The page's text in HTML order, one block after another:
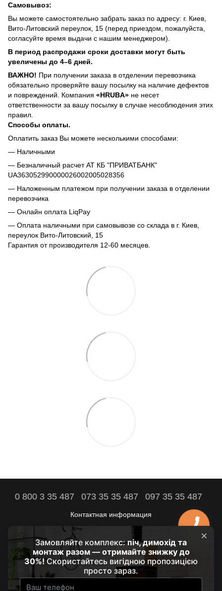
Самовывоз:
Вы можете самостоятельно забрать заказ по адресу: г. Киев,
Вито-Литовский переулок, 15 (перед приездом, пожалуйста,
согласуйте время выдачи с нашим менеджером).
В период распродажи сроки доставки могут быть
увеличены до 4–6 дней.
ВАЖНО! При получении заказа в отделении перевозчика
обязательно проверяйте вашу посылку на наличие дефектов
и повреждений. Компания «HRUBA» не несет
ответственности за вашу посылку в случае несоблюдения этих
правил.
Способы оплаты.
Оплатить заказ Вы можете несколькими способами:
— Наличными
— Безналичный расчет АТ КБ "ПРИВАТБАНК"
UA363052990000026002005028356
— Наложенным платежом при получении заказа в отделении
перевозчика
— Онлайн оплата LiqPay
— Оплата наличными при самовывозе со склада в г. Киев,
переулок Вито-Литовский, 15
Гарантия от производителя 12-60 месяцев.
0 800 3 35 487 073 35 35 487 097 35 35 487
Контактная информация
Полная версия сайта
Комфорт вашего дома – наша цель!
© 2021 - 2026 by HRUBA
Наши партнеры: